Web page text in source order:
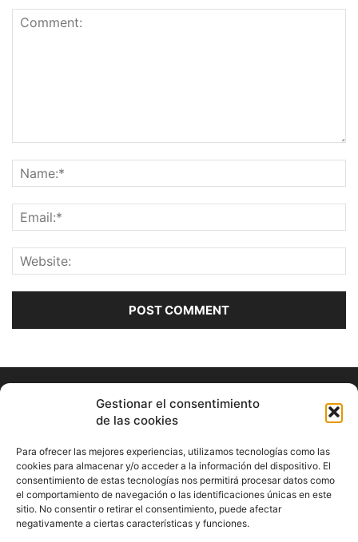
Gestionar el consentimiento
de las cookies
Para ofrecer las mejores experiencias, utilizamos tecnologías como las
cookies para almacenar y/o acceder a la información del dispositivo. El
consentimiento de estas tecnologías nos permitirá procesar datos como
el comportamiento de navegación o las identificaciones únicas en este
sitio. No consentir o retirar el consentimiento, puede afectar
negativamente a ciertas características y funciones.
ABOUT US
Información Cultural de Málaga y otros de interés general